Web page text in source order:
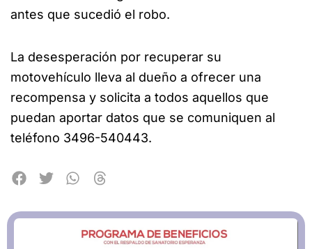
antes que sucedió el robo.
La desesperación por recuperar su
motovehículo lleva al dueño a ofrecer una
recompensa y solicita a todos aquellos que
puedan aportar datos que se comuniquen al
teléfono 3496-540443.